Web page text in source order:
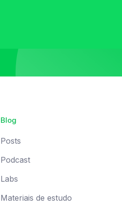
Blog
Posts
Podcast
Labs
Materiais de estudo